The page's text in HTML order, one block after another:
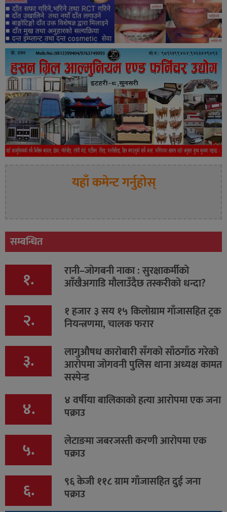
यहाँ कमेन्ट गर्नुहोस्
सम्बन्धित
१. रानी–जोगबनी नाका : सुरक्षाकर्मीको
आँखैअगाडि मौलाउँदैछ तस्करीको धन्दा?
२. १ हजार ३ सय १५ किलोग्राम गाँजासहित ट्रक
नियन्त्रणमा, चालक फरार
३. लागुऔषध कारोबारी सँगको साँठगाँठ गरेको
आरोपमा जोगवनी पुलिस थाना अध्यक्ष कामत
सस्पेन्ड
४. ४ वर्षीया बालिकाको हत्या आरोपमा एक जना
पक्राउ
५. लेटाङमा जबरजस्ती करणी आरोपमा एक
पक्राउ
६. ९६ केजी ११८ ग्राम गाँजासहित दुई जना
पक्राउ